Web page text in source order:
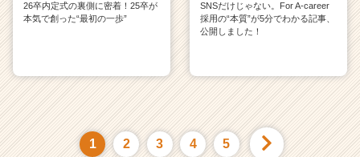
26卒内定式の裏側に密着！25卒が
本気で創った“最初の一歩”
SNSだけじゃない。For A-career
採用の“本質”が5分でわかる記事、
公開しました！
1 2 3 4 5